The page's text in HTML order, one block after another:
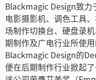
Blackmagic Design致力
电影摄影机、调色工具
场制作切换台、硬盘录
期制作及广电行业所使
Blackmagic Design的
便在后期制作行业掀起